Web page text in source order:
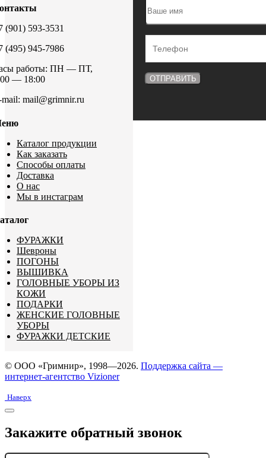
(901) 593-3531
(495) 945-7986
работы: ПН — ПТ,
— 18:00
mail@grimnir.ru
Каталог продукции
Как заказать
Способы оплаты
Доставка
О нас
Мы в инстаграм
ФУРАЖКИ
Шевроны
ПОГОНЫ
ВЫШИВКА
ГОЛОВНЫЕ УБОРЫ ИЗ
КОЖИ
ПОДАРКИ
ЖЕНСКИЕ ГОЛОВНЫЕ
УБОРЫ
ФУРАЖКИ ДЕТСКИЕ
© ООО «Гримнир», 1998—2026. Поддержка сайта —
интернет-агентство Vizioner
Наверх
Закажите обратный звонок